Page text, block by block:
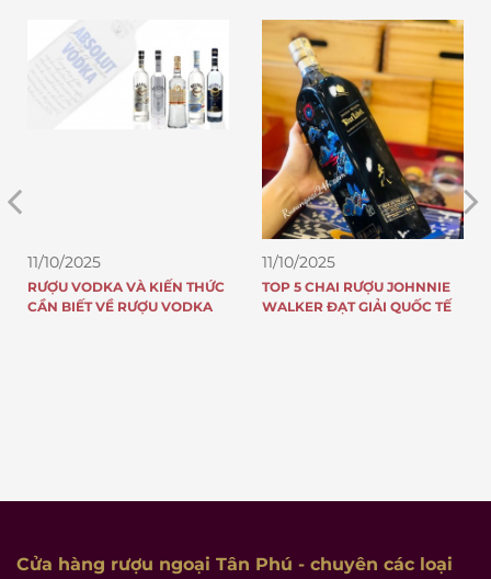
11/10/2025
RƯỢU VODKA VÀ KIẾN THỨC
CẦN BIẾT VỀ RƯỢU VODKA
11/10/2025
TOP 5 CHAI RƯỢU JOHNNIE
WALKER ĐẠT GIẢI QUỐC TẾ
Cửa hàng rượu ngoại Tân Phú - chuyên các loại